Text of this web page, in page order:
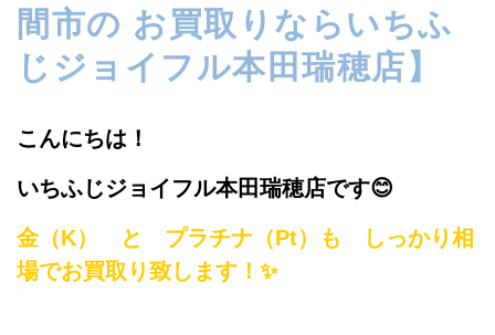
間市の お買取りならいちふ
じジョイフル本田瑞穂店】
こんにちは！
いちふじジョイフル本田瑞穂店です😊
金（K） と プラチナ（Pt）も しっかり相
場でお買取り致します！✨